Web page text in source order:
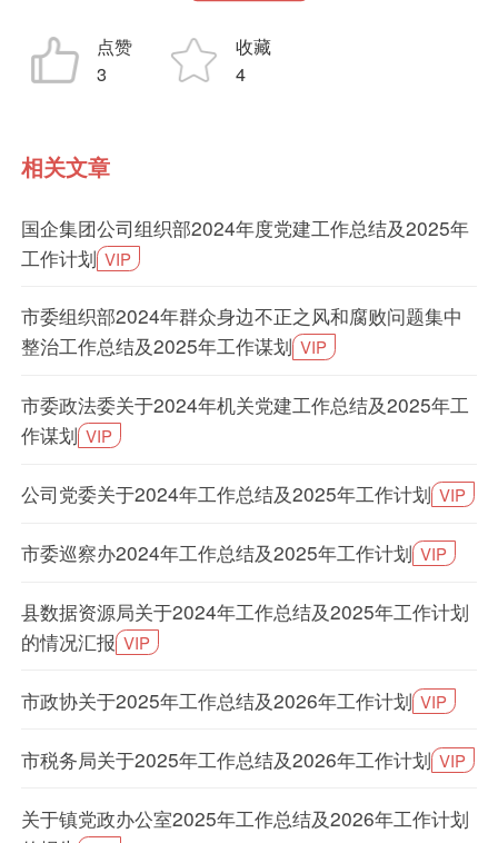
点赞
3
收藏
4
相关文章
国企集团公司组织部2024年度党建工作总结及2025年
工作计划 VIP
市委组织部2024年群众身边不正之风和腐败问题集中
整治工作总结及2025年工作谋划 VIP
市委政法委关于2024年机关党建工作总结及2025年工
作谋划 VIP
公司党委关于2024年工作总结及2025年工作计划 VIP
市委巡察办2024年工作总结及2025年工作计划 VIP
县数据资源局关于2024年工作总结及2025年工作计划
的情况汇报 VIP
市政协关于2025年工作总结及2026年工作计划 VIP
市税务局关于2025年工作总结及2026年工作计划 VIP
关于镇党政办公室2025年工作总结及2026年工作计划